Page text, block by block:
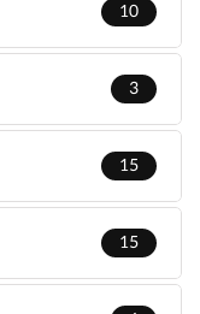
10
3
15
15